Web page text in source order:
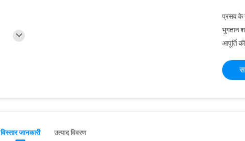
प्रसव के
भुगतान
आपूर्ति
विस्तार जानकारी उत्पाद विवरण